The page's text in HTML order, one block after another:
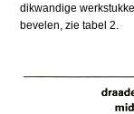
dikwandige
bevelen, zie tabel 2.